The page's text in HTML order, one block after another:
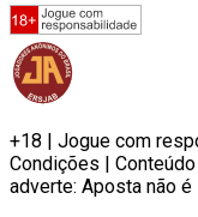
+18 | Jogue com
Condições |
adverte: Aposta não